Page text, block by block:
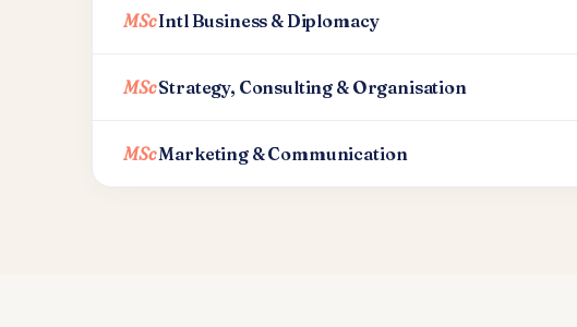
MScIntl Business & Diplomacy
MScStrategy, Consulting & Organisation
MScMarketing & Communication